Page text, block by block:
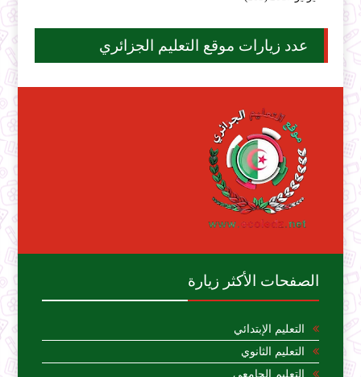
عدد زيارات موقع التعليم الجزائري
الصفحات الأكثر زيارة
التعليم الإبتدائي
التعليم الثانوي
التعليم الجامعي